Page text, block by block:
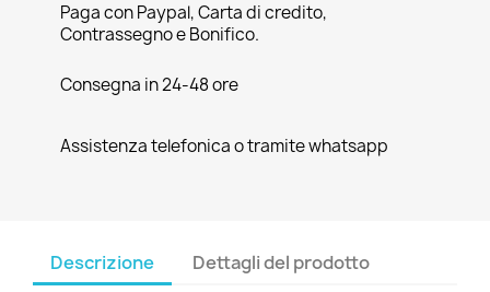
Paga con Paypal, Carta di credito,
Contrassegno e Bonifico.
Consegna in 24-48 ore
Assistenza telefonica o tramite whatsapp
Descrizione Dettagli del prodotto